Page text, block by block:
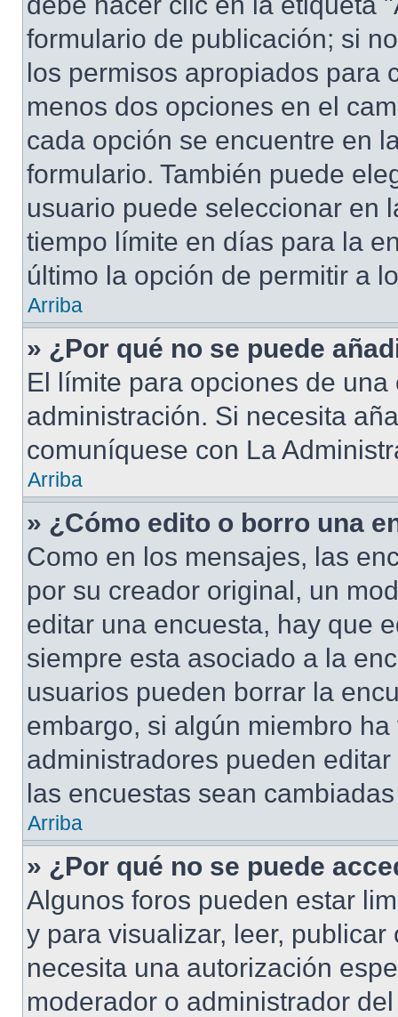
formulario de publicación; si
los permisos apropiados para
menos dos opciones en el
cada opción se encuentre en
formulario. También puede
usuario puede seleccionar en
tiempo límite en días para la
último la opción de permitir a
Arriba
» ¿Por qué no se puede
El límite para opciones de
administración. Si necesita
comuníquese con La
Arriba
» ¿Cómo edito o borro una
Como en los mensajes, las
por su creador original, un
editar una encuesta, hay que
siempre esta asociado a la
usuarios pueden borrar la
embargo, si algún miembro
administradores pueden
las encuestas sean
Arriba
» ¿Por qué no se puede
Algunos foros pueden estar
y para visualizar, leer,
necesita una autorización
moderador o administrador